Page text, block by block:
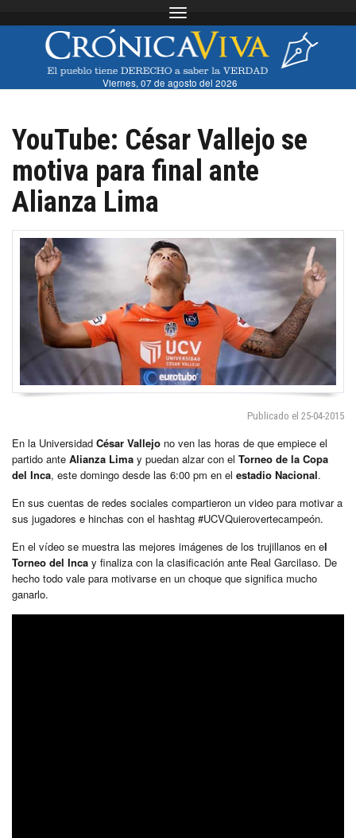
Toggle navigation
Viernes, 07 de agosto del 2026
YouTube: César Vallejo se
motiva para final ante
Alianza Lima
Publicado el 25-04-2015
En la Universidad César Vallejo no ven las horas de que empiece el
partido ante Alianza Lima y puedan alzar con el Torneo de la Copa
del Inca, este domingo desde las 6:00 pm en el estadio Nacional.
En sus cuentas de redes sociales compartieron un video para motivar a
sus jugadores e hinchas con el hashtag #UCVQuierovertecampeón.
En el vídeo se muestra las mejores imágenes de los trujillanos en el
Torneo del Inca y finaliza con la clasificación ante Real Garcilaso. De
hecho todo vale para motivarse en un choque que significa mucho
ganarlo.